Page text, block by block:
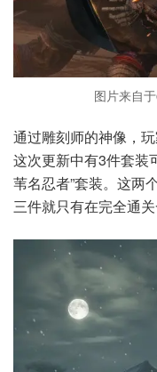
图片来自
通过雕刻师的神像，
这次更新中有3件套装
苇名忍者”套装。这两
三件就只有在完全通关